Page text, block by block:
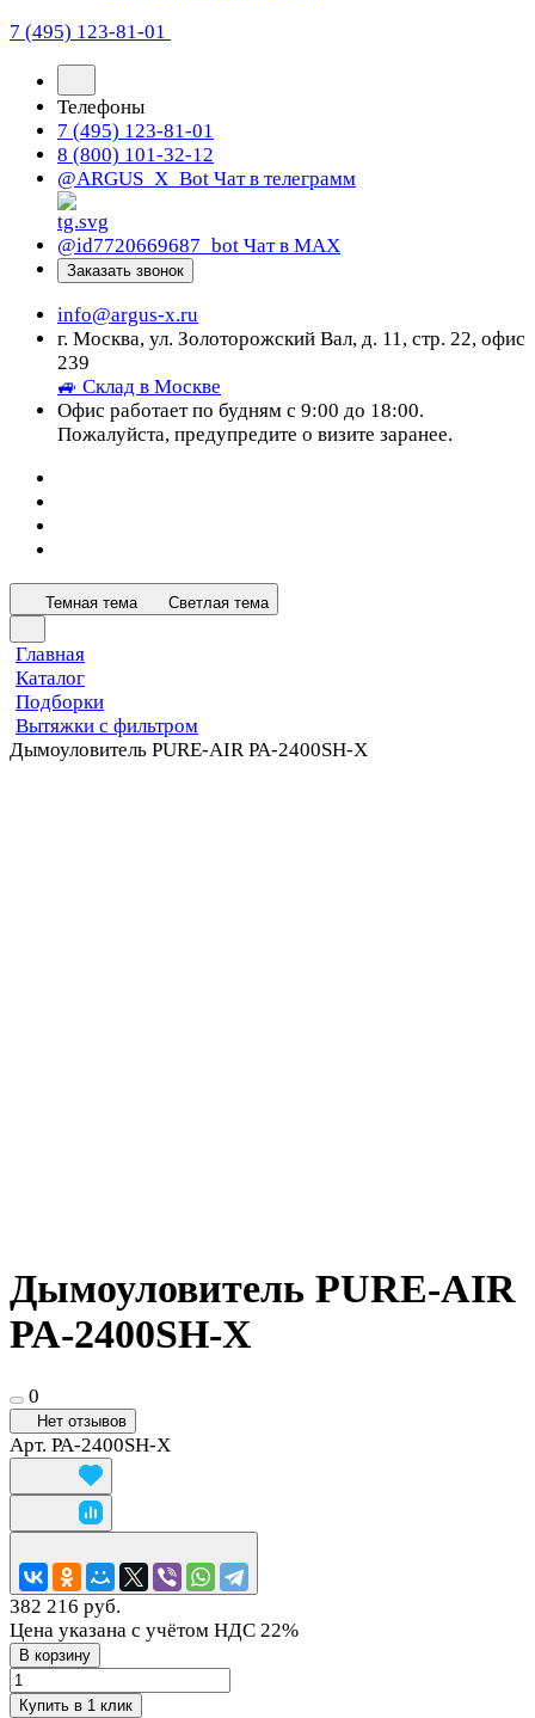
7 (495) 123-81-01
Телефоны
7 (495) 123-81-01
8 (800) 101-32-12
@ARGUS_X_Bot Чат в телеграмм
@id7720669687_bot Чат в МАХ
Заказать звонок
info@argus-x.ru
г. Москва, ул. Золоторожский Вал, д. 11, стр. 22, офис
239
🚙 Склад в Москве
Офис работает по будням с 9:00 до 18:00.
Пожалуйста, предупредите о визите заранее.
Темная тема Светлая тема
Главная
Каталог
Подборки
Вытяжки с фильтром
Дымоуловитель PURE-AIR PA-2400SH-X
Дымоуловитель PURE-AIR
PA-2400SH-X
0
Нет отзывов
Арт. PA-2400SH-X
382 216 руб.
Цена указана с учётом НДС 22%
В корзину
Купить в 1 клик